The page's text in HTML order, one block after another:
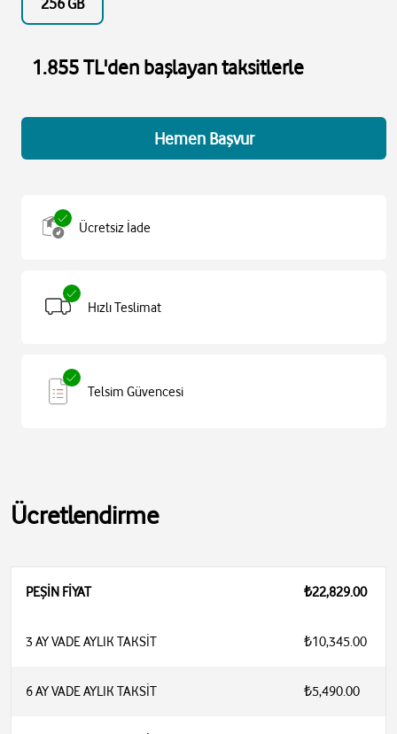
256 GB
1.855 TL'den başlayan taksitlerle
Hemen Başvur
Ücretsiz İade
Hızlı Teslimat
Telsim Güvencesi
Ücretlendirme
PEŞİN FİYAT ₺22,829.00
3 AY VADE AYLIK TAKSİT ₺10,345.00
6 AY VADE AYLIK TAKSİT ₺5,490.00